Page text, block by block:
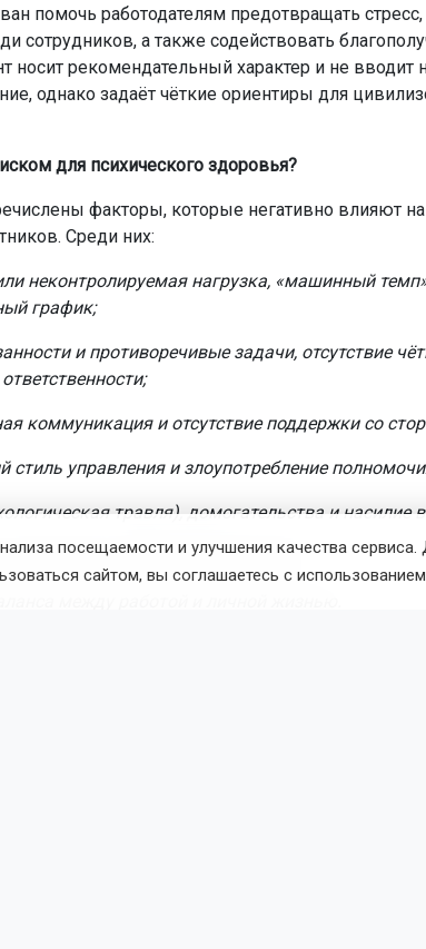
помочь работодателям предотвращать
сотрудников, а также содействовать
носит рекомендательный характер и не
однако задаёт чёткие ориентиры для
для психического здоровья?
факторы, которые негативно влияют
Среди них:
неконтролируемая нагрузка, «машинный
график;
и противоречивые задачи, отсутствие
коммуникация и отсутствие поддержки со
стиль управления и злоупотребление
травля), домогательства и насилие
изоляция сотрудников;
посещаемости и улучшения качества сервиса.
сайтом, вы соглашаетесь с